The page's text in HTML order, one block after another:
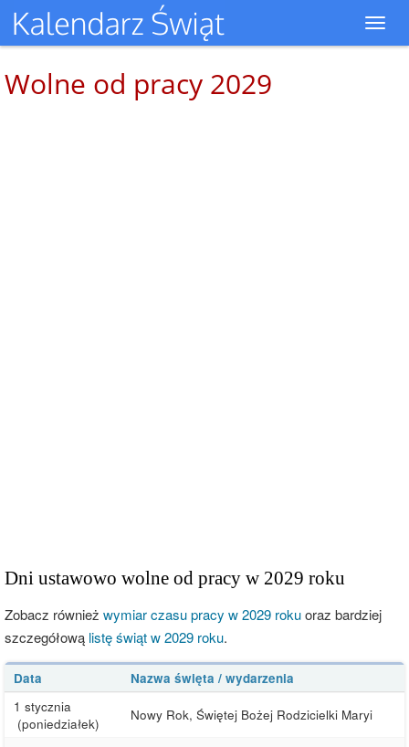
Wolne od pracy 2029
Dni ustawowo wolne od pracy w 2029 roku
Zobacz również wymiar czasu pracy w 2029 rokuoraz bardziej
szczegółową listę świąt w 2029 roku.
Data
Nazwa święta / wydarzenia
1 stycznia
(poniedziałek)
Nowy Rok, Świętej Bożej Rodzicielki Maryi